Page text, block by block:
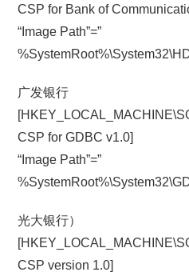
CSP for Bank of
“Image Path”=”
广发银行
CSP for GDBC v1.0]
“Image Path”=”
光大银行）
CSP version 1.0]